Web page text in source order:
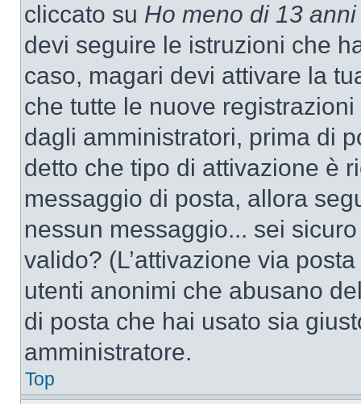
cliccato su Ho meno di 13 anni
devi seguire le istruzioni che
caso, magari devi attivare la
che tutte le nuove
dagli amministratori, prima di
detto che tipo di attivazione è
messaggio di posta, allora
nessun messaggio... sei
valido? (L’attivazione via
utenti anonimi che abusano
di posta che hai usato sia
amministratore.
Top